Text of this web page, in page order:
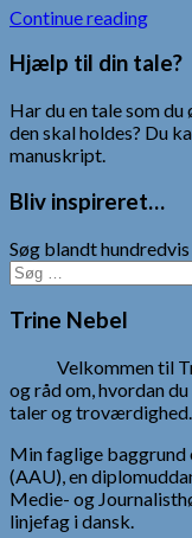
Continue reading
Hjælp til din tale?
Har du en tale som
den skal holdes? Du
manuskript.
Bliv inspireret…
Søg blandt
Søg
efter:
Trine Nebel
Velkommen til
og råd om, hvordan
taler og troværdighed.
Min faglige
(AAU), en
Medie- og
linjefag i dansk.